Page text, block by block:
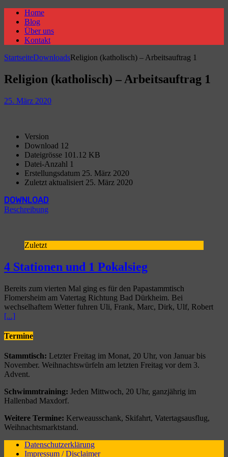
Home
Blog
Über uns
Kontakt
StartseiteDownloadsReligion (katholisch) – Arbeitsauftrag 1
Religion (katholisch) – Arbeitsauftrag 1
25. März 2020
Version
Download 12
Dateigrösse 101.12 KB
Datei-Anzahl 1
Erstellungsdatum 25. März 2020
Zuletzt aktualisiert 25. März 2020
DOWNLOAD
Beschreibung
Zuletzt
4 Stationen und 1 Pokalsieg
Bereits zum vierten Mal ging es für den Papastammtisch
Flomersheim am Vatertag Richtung Bad Dürkheim. Bei
wechselhaftem Wetter fuhren Uli, Frank, Marc, Dirk, Ulf, Robert
[...]
Termine
Stammtisch: Letzter Freitag im Monat, 20 Uhr, von Januar bis
November. Weihnachtswürfeln am letzten Freitag vor dem 3.
Advent.
Schwimmtraining: Jeden Mittwoch, 20 Uhr, ganzjährig im
Hallenbad Maxdorf.
Weitere Termine: Kerweausschank, Skifahrt, Vatertagsausflug,
Weihnachtsmarktstand.
Datenschutzerklärung
Impressum / Disclaimer